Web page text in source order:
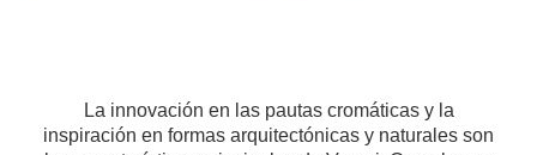
La innovación en las pautas cromáticas y la
inspiración en formas arquitectónicas y naturales son